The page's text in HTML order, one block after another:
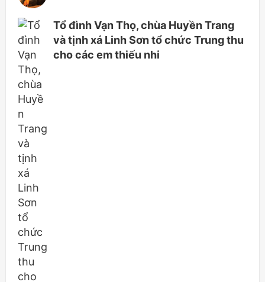
Tổ đình Vạn Thọ, chùa Huyền Trang
và tịnh xá Linh Sơn tổ chức Trung thu
cho các em thiếu nhi